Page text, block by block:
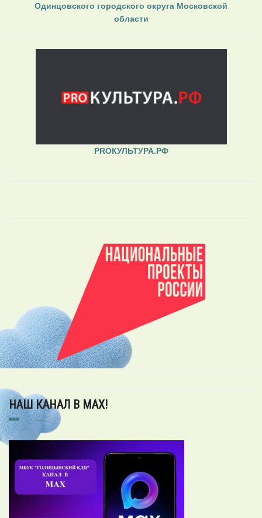
Одинцовского городского округа Московской
области
PROКУЛЬТУРА.РФ
НАШ КАНАЛ В MAX!